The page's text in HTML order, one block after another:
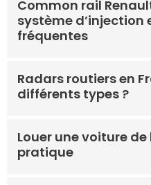
Common rail
système d’injection
fréquentes
Radars routiers en
différents types ?
Louer une voiture de
pratique